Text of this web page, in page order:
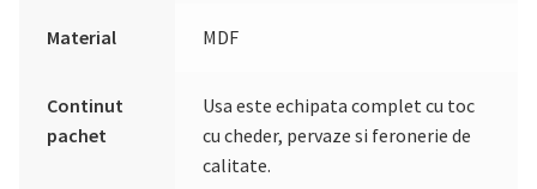
Material MDF
Continut
pachet
Usa este echipata complet cu toc
cu cheder, pervaze si feronerie de
calitate.